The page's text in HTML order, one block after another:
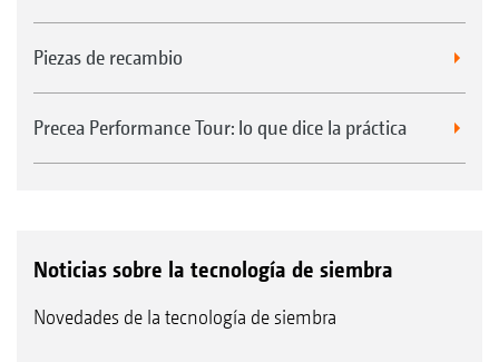
Piezas de recambio
Precea Performance Tour: lo que dice la práctica
Noticias sobre la tecnología de siembra
Novedades de la tecnología de siembra